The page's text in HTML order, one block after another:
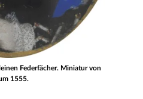
Federfächer. Miniatur von
1555.